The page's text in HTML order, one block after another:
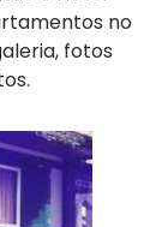
no
fotos